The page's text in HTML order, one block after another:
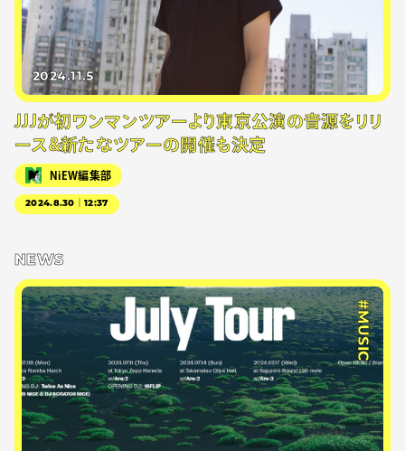
2024.11.5
JJJが初ワンマンツアーより東京公演の音源をリリ
ース&新たなツアーの開催も決定
NiEW編集部
2024.8.30｜12:37
NEWS
#MUSIC